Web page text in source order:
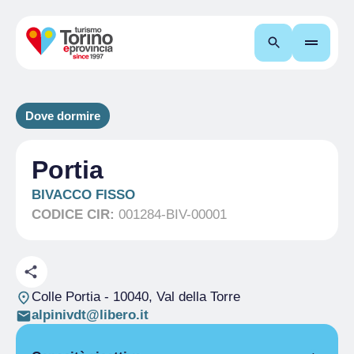
Cerca
Dove dormire
Portia
BIVACCO FISSO
CODICE CIR: 001284-BIV-00001
Colle Portia - 10040, Val della Torre
alpinivdt@libero.it